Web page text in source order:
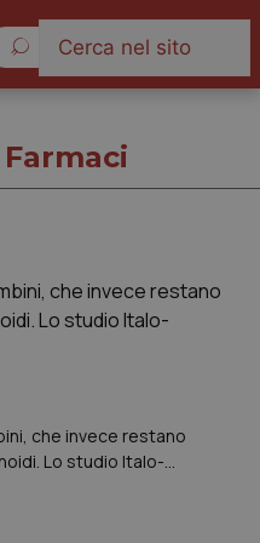
che invece restano
Lo studio Italo-